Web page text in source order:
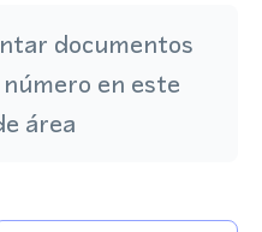
documentos
en este
área